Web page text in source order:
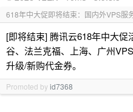
618年中大促即将结束：国内外VPS服
[即将结束] 腾讯云618年中大
谷、法兰克福、上海、广州
升级/新购代金券。
Promoted byid7368